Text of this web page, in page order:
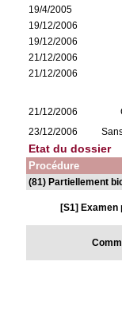
19/4/2005
19/12/2006
19/12/2006
21/12/2006
21/12/2006
21/12/2006
23/12/2006
Etat du dossier
Procédure
(81) Partiellement
[S1] Examen